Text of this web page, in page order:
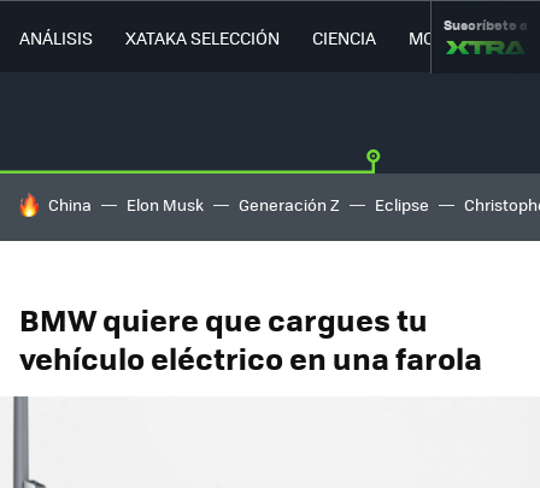
ANÁLISIS XATAKA SELECCIÓN CIENCIA MOVILIDAD
Suscríbete a
HOY SE HABLA DE
China Elon Musk Generación Z Eclipse
BMW quiere que cargues tu
vehículo eléctrico en una farola